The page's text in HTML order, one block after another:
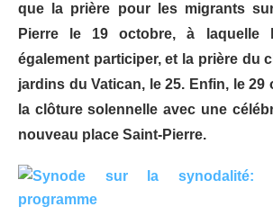
que la prière pour les migrants
Pierre le 19 octobre, à laquelle
également participer, et la prière du
jardins du Vatican, le 25. Enfin, le 29
la clôture solennelle avec une
nouveau place Saint-Pierre.